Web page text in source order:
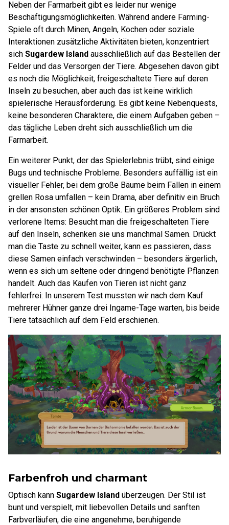
Neben der Farmarbeit gibt es leider nur wenige
Beschäftigungsmöglichkeiten. Während andere Farming-
Spiele oft durch Minen, Angeln, Kochen oder soziale
Interaktionen zusätzliche Aktivitäten bieten, konzentriert
sich Sugardew Island ausschließlich auf das Bestellen der
Felder und das Versorgen der Tiere. Abgesehen davon gibt
es noch die Möglichkeit, freigeschaltete Tiere auf deren
Inseln zu besuchen, aber auch das ist keine wirklich
spielerische Herausforderung. Es gibt keine Nebenquests,
keine besonderen Charaktere, die einem Aufgaben geben –
das tägliche Leben dreht sich ausschließlich um die
Farmarbeit.
Ein weiterer Punkt, der das Spielerlebnis trübt, sind einige
Bugs und technische Probleme. Besonders auffällig ist ein
visueller Fehler, bei dem große Bäume beim Fällen in einem
grellen Rosa umfallen – kein Drama, aber definitiv ein Bruch
in der ansonsten schönen Optik. Ein größeres Problem sind
verlorene Items: Besucht man die freigeschalteten Tiere
auf den Inseln, schenken sie uns manchmal Samen. Drückt
man die Taste zu schnell weiter, kann es passieren, dass
diese Samen einfach verschwinden – besonders ärgerlich,
wenn es sich um seltene oder dringend benötigte Pflanzen
handelt. Auch das Kaufen von Tieren ist nicht ganz
fehlerfrei: In unserem Test mussten wir nach dem Kauf
mehrerer Hühner ganze drei Ingame-Tage warten, bis beide
Tiere tatsächlich auf dem Feld erschienen.
Farbenfroh und charmant
Optisch kann Sugardew Island überzeugen. Der Stil ist
bunt und verspielt, mit liebevollen Details und sanften
Farbverläufen, die eine angenehme, beruhigende